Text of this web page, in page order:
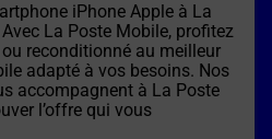
iPhone Apple à La
La Poste Mobile, profitez
reconditionné au meilleur
adapté à vos besoins. Nos
accompagnent à La Poste
l’offre qui vous